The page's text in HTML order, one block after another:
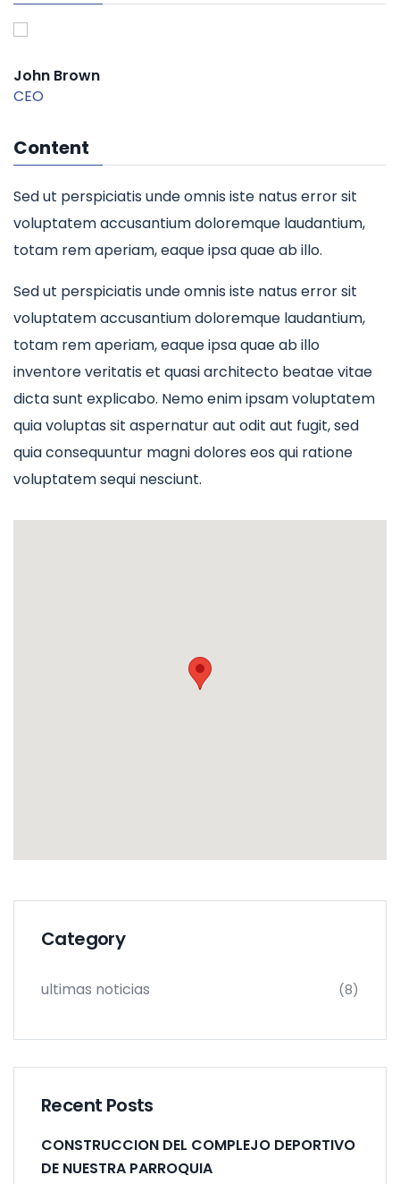
John Brown
CEO
Content
Sed ut perspiciatis unde omnis iste natus error sit
voluptatem accusantium doloremque laudantium,
totam rem aperiam, eaque ipsa quae ab illo.
Sed ut perspiciatis unde omnis iste natus error sit
voluptatem accusantium doloremque laudantium,
totam rem aperiam, eaque ipsa quae ab illo
inventore veritatis et quasi architecto beatae vitae
dicta sunt explicabo. Nemo enim ipsam voluptatem
quia voluptas sit aspernatur aut odit aut fugit, sed
quia consequuntur magni dolores eos qui ratione
voluptatem sequi nesciunt.
Category
ultimas noticias (8)
Recent Posts
CONSTRUCCION DEL COMPLEJO DEPORTIVO
DE NUESTRA PARROQUIA